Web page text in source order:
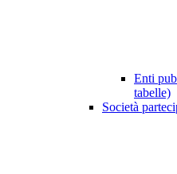
Enti
tabelle)
Società